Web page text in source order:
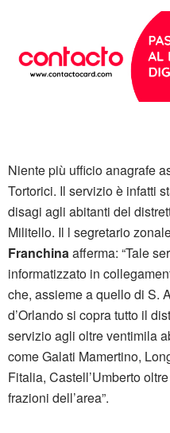
Niente più ufficio anagrafe
Tortorici. Il servizio è infatti
disagi agli abitanti del
Militello. Il l segretario
Franchinaafferma: “Tale
informatizzato in
che, assieme a quello di S.
d’Orlando si copra tutto il
servizio agli oltre ventimila
come Galati Mamertino,
Fitalia, Castell’Umberto
frazioni dell’area”.